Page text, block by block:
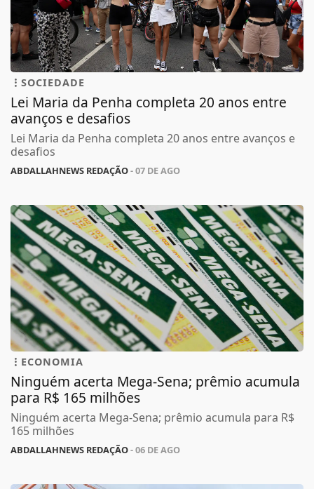
SOCIEDADE
Lei Maria da Penha completa 20 anos entre
avanços e desafios
Lei Maria da Penha completa 20 anos entre avanços e
desafios
ABDALLAHNEWS REDAÇÃO- 07 DE AGO
ECONOMIA
Ninguém acerta Mega-Sena; prêmio acumula
para R$ 165 milhões
Ninguém acerta Mega-Sena; prêmio acumula para R$
165 milhões
ABDALLAHNEWS REDAÇÃO- 06 DE AGO